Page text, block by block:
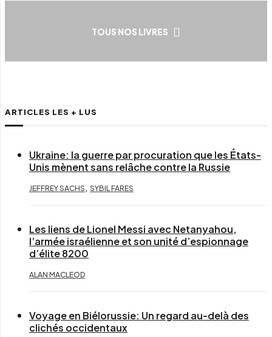
TOUS NOS LIVRES
ARTICLES LES + LUS
Ukraine: la guerre par procuration que les États-
Unis mènent sans relâche contre la Russie
JEFFREY SACHS , SYBIL FARES
Les liens de Lionel Messi avec Netanyahou,
l’armée israélienne et son unité d’espionnage
d’élite 8200
ALAN MACLEOD
Voyage en Biélorussie: Un regard au-delà des
clichés occidentaux